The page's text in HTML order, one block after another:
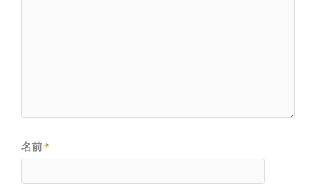
名前*